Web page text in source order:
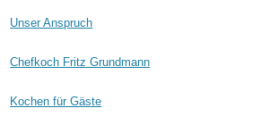
Unser Anspruch
Chefkoch Fritz Grundmann
Kochen für Gäste